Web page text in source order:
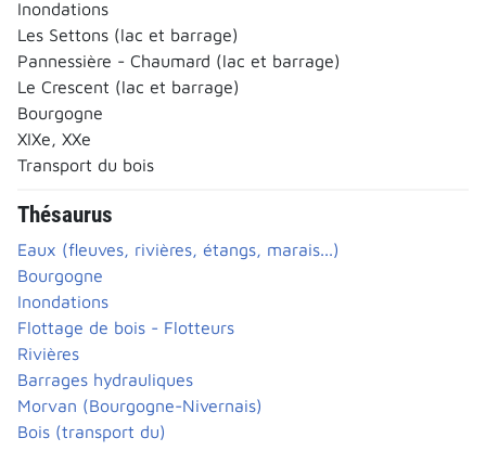
Inondations
Les Settons (lac et barrage)
Pannessière - Chaumard (lac et barrage)
Le Crescent (lac et barrage)
Bourgogne
XIXe, XXe
Transport du bois
Thésaurus
Eaux (fleuves, rivières, étangs, marais...)
Bourgogne
Inondations
Flottage de bois - Flotteurs
Rivières
Barrages hydrauliques
Morvan (Bourgogne-Nivernais)
Bois (transport du)